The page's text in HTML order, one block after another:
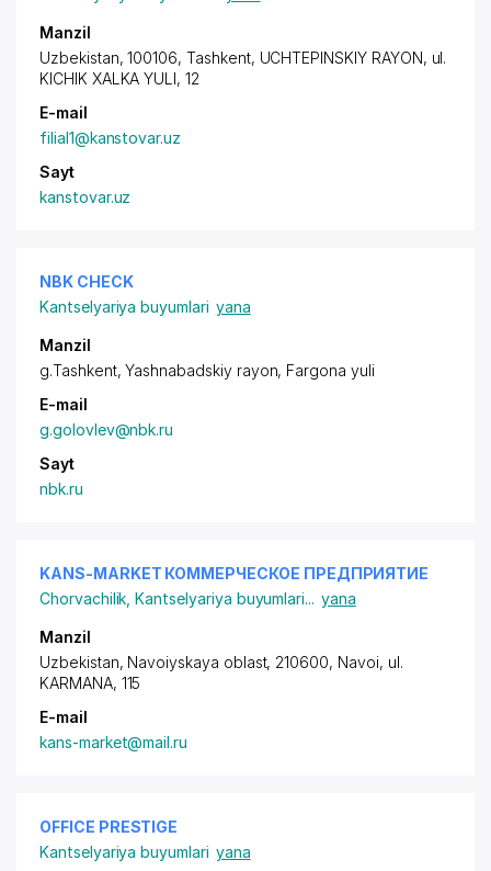
Manzil
Uzbekistan, 100106, Tashkent, UCHTEPINSKIY RAYON, ul.
KICHIK XALKA YULI, 12
E-mail
filial1@kanstovar.uz
Sayt
kanstovar.uz
NBK CHECK
Kantselyariya buyumlari yana
Manzil
g.Tashkent,Yashnabadskiy rayon, Fargona yuli
E-mail
g.golovlev@nbk.ru
Sayt
nbk.ru
KANS-MARKET КОММЕРЧЕСКОЕ ПРЕДПРИЯТИЕ
Chorvachilik ,Kantselyariya buyumlari... yana
Manzil
Uzbekistan, Navoiyskaya oblast, 210600, Navoi, ul.
KARMANA, 115
E-mail
kans-market@mail.ru
OFFICE PRESTIGE
Kantselyariya buyumlari yana